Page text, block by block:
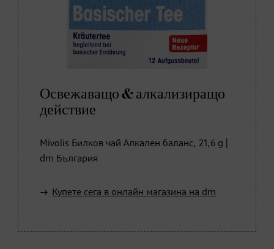
Освежаващо & алкализиращо
действие
Mivolis Билков чай Алкален баланс, 21,6 g |
dm България
Купете сега в онлайн магазина на dm